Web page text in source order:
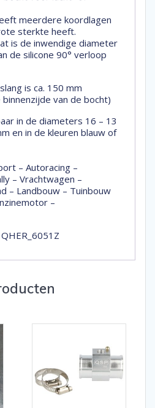
meerdere koordlagen
sterkte heeft.
is de inwendige diameter
de silicone 90° verloop
is ca. 150 mm
van de bocht)
in de diameters 16 – 13
en in de kleuren blauw of
– Autoracing –
– Vrachtwagen –
– Landbouw – Tuinbouw
–